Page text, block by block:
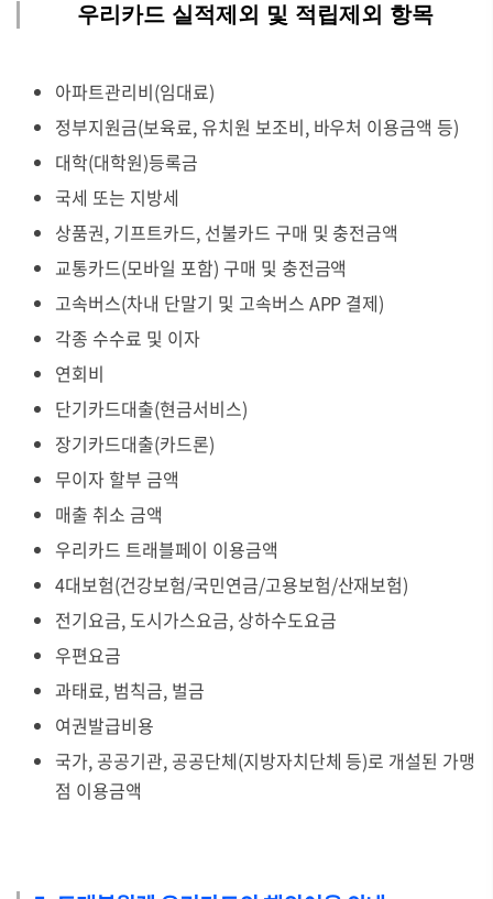
우리카드 실적제외 및 적립제외 항목
아파트관리비(임대료)
정부지원금(보육료, 유치원 보조비, 바우처 이용금액 등)
대학(대학원)등록금
국세 또는 지방세
상품권, 기프트카드, 선불카드 구매 및 충전금액
교통카드(모바일 포함) 구매 및 충전금액
고속버스(차내 단말기 및 고속버스 APP 결제)
각종 수수료 및 이자
연회비
단기카드대출(현금서비스)
장기카드대출(카드론)
무이자 할부 금액
매출 취소 금액
우리카드 트래블페이 이용금액
4대보험(건강보험/국민연금/고용보험/산재보험)
전기요금, 도시가스요금, 상하수도요금
우편요금
과태료, 범칙금, 벌금
여권발급비용
국가, 공공기관, 공공단체(지방자치단체 등)로 개설된 가맹
점 이용금액